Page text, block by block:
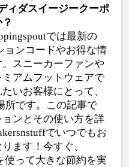
ィダスイージークーポ
では最新の
ョンコードやお得な情
スニーカーファンや
アムフットウェアで
いお客様にとって、
所です。この記事で
ンとその使い方を詳
でいつでもお
ます！今すぐ、
使って大きな節約を実